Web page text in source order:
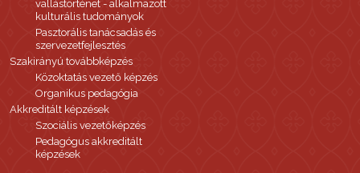
vallástörténet - alkalmazott
kulturális tudományok
Pasztorális tanácsadás és
szervezetfejlesztés
Szakirányú továbbképzés
Közoktatás vezető képzés
Organikus pedagógia
Akkreditált képzések
Szociális vezetőképzés
Pedagógus akkreditált
képzések